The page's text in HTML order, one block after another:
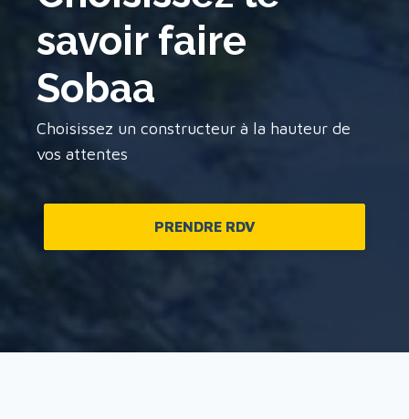
savoir faire
Sobaa
Choisissez un constructeur à la hauteur de
vos attentes
PRENDRE RDV